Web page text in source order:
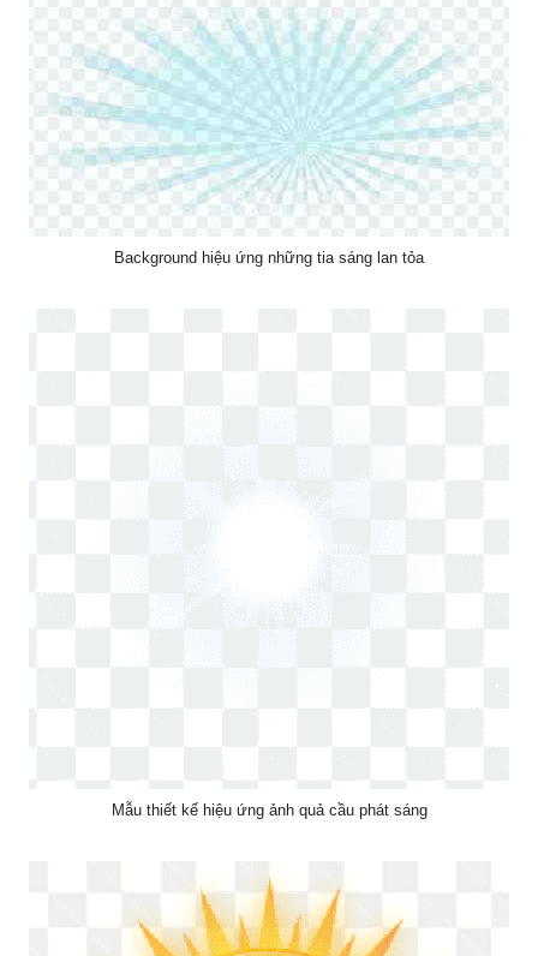
Background hiệu ứng những tia sáng lan tỏa
Mẫu thiết kế hiệu ứng ảnh quả cầu phát sáng